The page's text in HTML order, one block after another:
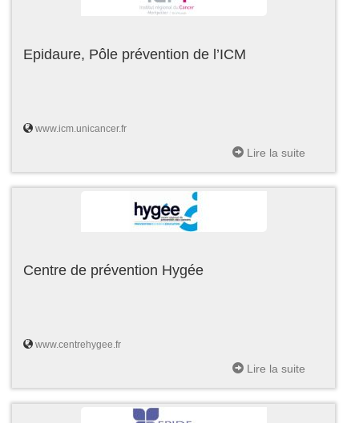
Epidaure, Pôle prévention de l’ICM
www.icm.unicancer.fr
Lire la suite
Centre de prévention Hygée
www.centrehygee.fr
Lire la suite